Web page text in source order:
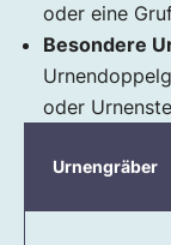
oder eine
Besondere
oder
Urnengräber